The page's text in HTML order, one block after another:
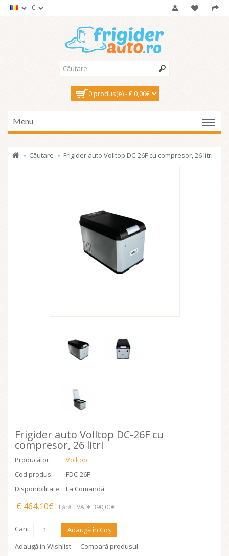
€
0 produs(e) - € 0,00€
Menu
Căutare Frigider auto Volltop DC-26F cu compresor, 26 litri
Frigider auto Volltop DC-26F cu
compresor, 26 litri
Producător:
Volltop
Cod produs:
FDC-26F
Disponibilitate:
La Comandă
€ 464,10€ Fără TVA: € 390,00€
Cant.
Adaugă în Coş
Adaugă in Wishlist
Compară produsul